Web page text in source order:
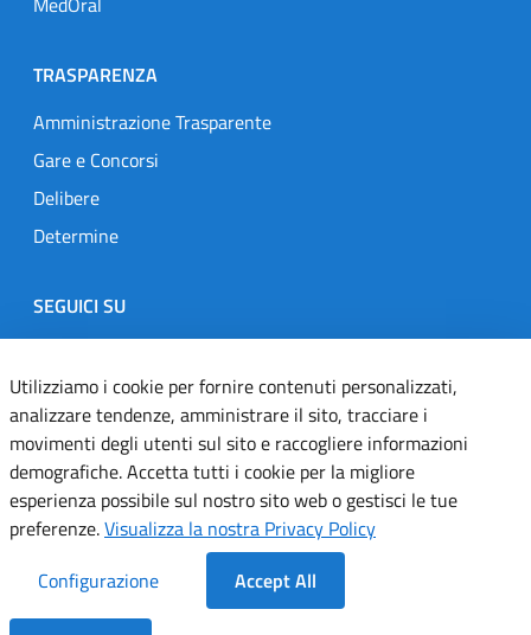
TRASPARENZA
Amministrazione Trasparente
Gare e Concorsi
Delibere
Determine
SEGUICI SU
Designers Italia
TwitterInstagramYoutubeLinkedin
Dichiarazione di accessibilità
Informativa cookie
Note legali
Utilizziamo i cookie per fornire contenuti personalizzati,
analizzare tendenze, amministrare il sito, tracciare i
movimenti degli utenti sul sito e raccogliere informazioni
demografiche. Accetta tutti i cookie per la migliore
esperienza possibile sul nostro sito web o gestisci le tue
preferenze.Visualizza la nostra Privacy Policy
Configurazione
Accept All